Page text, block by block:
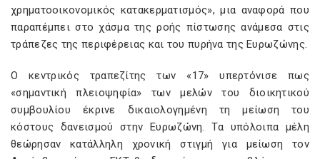
χρηματοοικονομικός κατακερματισμός», μια αναφορά που
παραπέμπει στο χάσμα της ροής πίστωσης ανάμεσα στις
τράπεζες της περιφέρειας και του πυρήνα της Ευρωζώνης.
Ο κεντρικός τραπεζίτης των «17» υπερτόνισε πως
«σημαντική πλειοψηφία» των μελών του διοικητικού
συμβουλίου έκρινε δικαιολογημένη τη μείωση του
κόστους δανεισμού στην Ευρωζώνη. Τα υπόλοιπα μέλη
θεώρησαν κατάλληλη χρονική στιγμή για μείωση τον